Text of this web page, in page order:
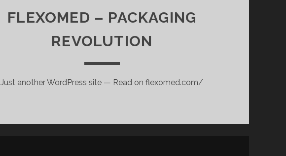
FLEXOMED – PACKAGING
REVOLUTION
Just another WordPress site — Read on flexomed.com/